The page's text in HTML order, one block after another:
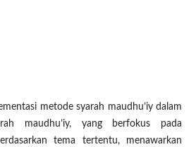
metode syarah maudhu’iy dalam
maudhu’iy, yang berfokus pada
tema tertentu, menawarkan